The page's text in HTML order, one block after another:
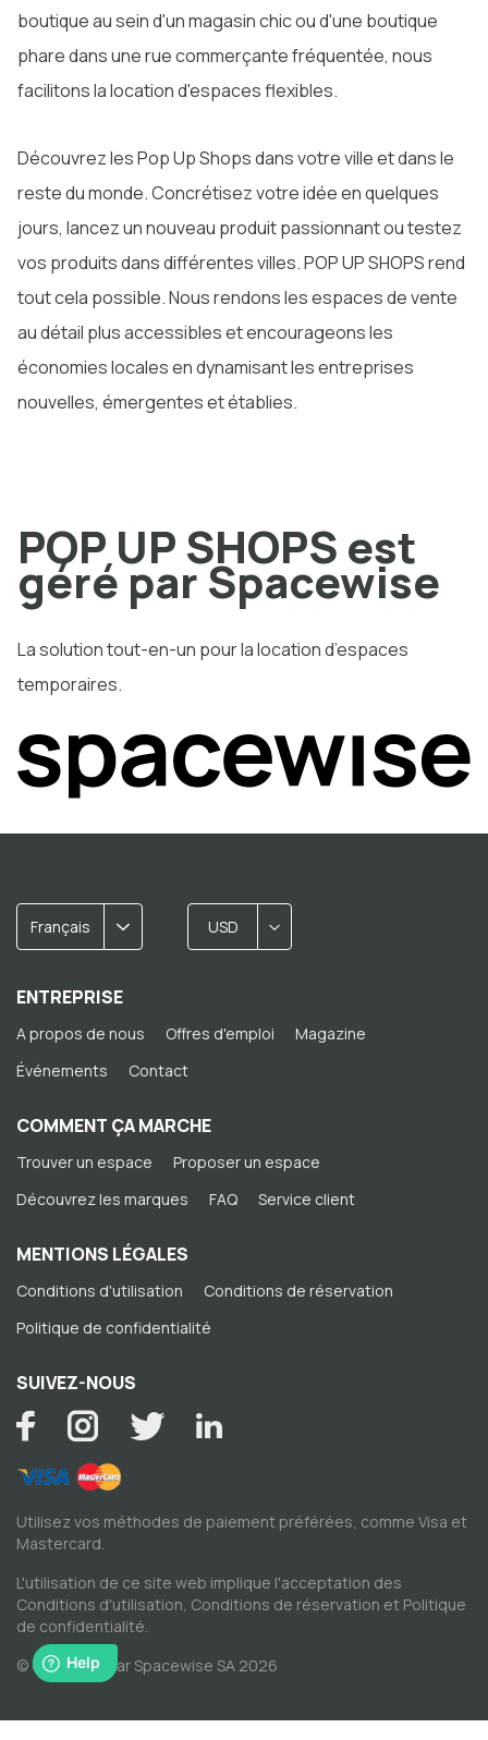
boutique au sein d'un magasin chic ou d'une boutique
phare dans une rue commerçante fréquentée, nous
facilitons la location d'espaces flexibles.
Découvrez les Pop Up Shops dans votre ville et dans le
reste du monde. Concrétisez votre idée en quelques
jours, lancez un nouveau produit passionnant ou testez
vos produits dans différentes villes. POP UP SHOPS rend
tout cela possible. Nous rendons les espaces de vente
au détail plus accessibles et encourageons les
économies locales en dynamisant les entreprises
nouvelles, émergentes et établies.
POP UP SHOPS est
géré par Spacewise
La solution tout-en-un pour la location d’espaces
temporaires.
Français USD
ENTREPRISE
A propos de nous Offres d'emploi
Magazine
Événements
Contact
COMMENT ÇA MARCHE
Trouver un espace
Proposer un espace
Découvrez les marques
FAQ Service client
MENTIONS LÉGALES
Conditions d'utilisation
Conditions de réservation
Politique de confidentialité
SUIVEZ-NOUS
Utilisez vos méthodes de paiement préférées, comme Visa et
Mastercard.
L'utilisation de ce site web implique l'acceptation des
Conditions d'utilisation, Conditions de réservation et Politique
de confidentialité.
© Copyright par Spacewise SA 2026